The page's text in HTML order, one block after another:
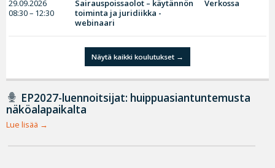
29.09.2026
08:30 – 12:30
Sairauspoissaolot – käytännön
toiminta ja juridiikka -
webinaari
Verkossa
Näytä kaikki koulutukset
EP2027-luennoitsijat: huippuasiantuntemusta
näköalapaikalta
Lue lisää